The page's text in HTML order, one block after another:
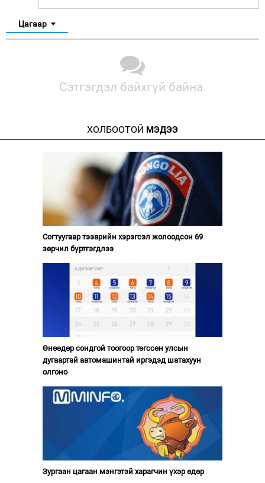
Цагаар
Сэтгэгдэл байхгүй байна.
ХОЛБООТОЙ МЭДЭЭ
Согтуугаар тээврийн хэрэгсэл жолоодсон 69
зөрчил бүртгэгдлээ
Өнөөдөр сондгой тоогоор төгссөн улсын
дугаартай автомашинтай иргэдэд шатахуун
олгоно
Зургаан цагаан мэнгэтэй харагчин үхэр өдөр